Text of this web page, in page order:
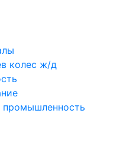
колес ж/д
промышленность